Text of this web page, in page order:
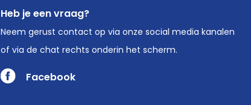
Heb je een vraag?
Neem gerust contact op via onze social media kanalen
of via de chat rechts onderin het scherm.
Facebook